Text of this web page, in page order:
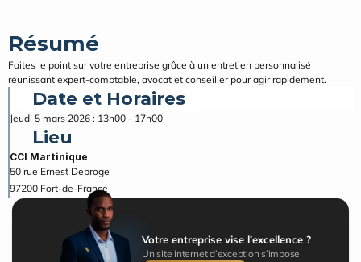
Résumé
Faites le point sur votre entreprise grâce à un entretien personnalisé
réunissant expert-comptable, avocat et conseiller pour agir rapidement.
Date et Horaires
Jeudi 5 mars 2026 : 13h00 - 17h00
Lieu
CCI Martinique
50 rue Ernest Deproge
97200 Fort-de-France
Votre entreprise vise l’excellence ?
Un site internet d’exception s’impose